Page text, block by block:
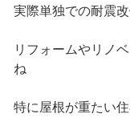
実際単独での耐震
リフォームやリノ
ね
特に屋根が重たい